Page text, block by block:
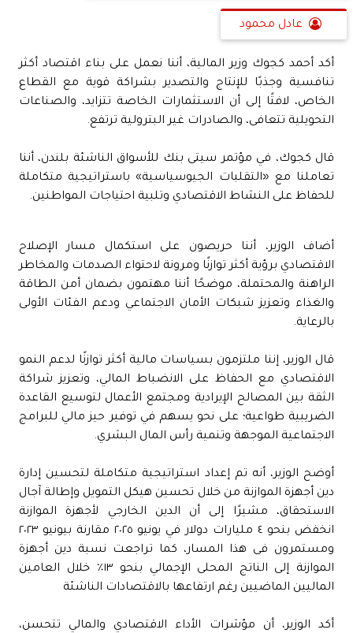
عادل محمود
أكد أحمد كجوك وزير المالية، أننا نعمل على بناء اقتصاد أكثر
تنافسية وجذبًا للإنتاج والتصدير بشراكة قوية مع القطاع
الخاص، لافتًا إلى أن الاستثمارات الخاصة تتزايد، والصناعات
التحويلية تتعافى، والصادرات غير البترولية ترتفع.
قال كجوك، في مؤتمر سيتى بنك للأسواق الناشئة بلندن، أننا
تعاملنا مع «التقلبات الجيوسياسية» باستراتيجية متكاملة
للحفاظ على النشاط الاقتصادي وتلبية احتياجات المواطنين.
أضاف الوزير، أننا حريصون على استكمال مسار الإصلاح
الاقتصادي برؤية أكثر توازنًا ومرونة لاحتواء الصدمات والمخاطر
الراهنة والمحتملة، موضحًا أننا مهتمون بضمان أمن الطاقة
والغذاء وتعزيز شبكات الأمان الاجتماعي ودعم الفئات الأولى
بالرعاية.
قال الوزير، إننا ملتزمون بسياسات مالية أكثر توازنًا لدعم النمو
الاقتصادي مع الحفاظ على الانضباط المالي، وتعزيز شراكة
الثقة بين المصالح الإيرادية ومجتمع الأعمال لتوسيع القاعدة
الضريبية طواعية؛ على نحو يسهم في توفير حيز مالي للبرامج
الاجتماعية الموجهة وتنمية رأس المال البشري.
أوضح الوزير، أنه تم إعداد استراتيجية متكاملة لتحسين إدارة
دين أجهزة الموازنة من خلال تحسين هيكل التمويل وإطالة آجال
الاستحقاق، مشيرًا إلى أن الدين الخارجي لأجهزة الموازنة
انخفض بنحو ٤ مليارات دولار في يونيو ٢٠٢٥ مقارنة بيونيو ٢٠٢٣
ومستمرون فى هذا المسار، كما تراجعت نسبة دين أجهزة
الموازنة إلى الناتج المحلى الإجمالي بنحو ١٣٪؜ خلال العامين
الماليين الماضيين رغم ارتفاعها بالاقتصادات الناشئة
أكد الوزير، أن مؤشرات الأداء الاقتصادي والمالي تتحسن،